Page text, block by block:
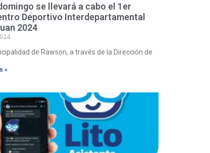
se llevará a cabo el 1er
Deportivo Interdepartamental
2024
de Rawson, a través de la Dirección de
»